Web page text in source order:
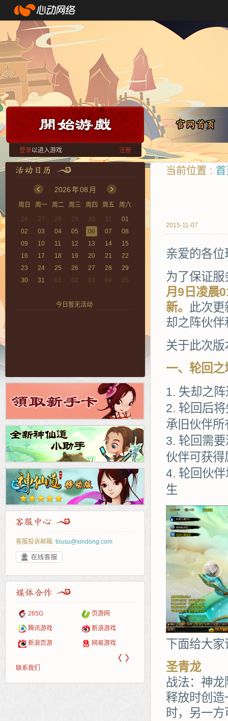
登录以进入游戏 注册
2026年08 月
周日 周一 周二 周三 周四 周五
周六
26
27 28 29 30 31
01
02
03 04 05 06 07
08
09
10 11 12 13 14
15
16
17 18 19 20 21
22
23
24 25 26 27 28
29
30
31 01 02 03 04 05
今日暂无活动
客服投诉邮箱: tousu@xindong.com
265G 页游网
腾讯游戏 新浪游戏
新浪页游 网易游戏
多玩
pcgame 中华网
Cwan
游一游
游侠网页游戏 40407
5617网游网 一游网
开服网
斗蟹网页游戏 游戏
4q5q游戏
〈 〉
联系我们
当前位置 :
2015-11-07
亲爱的各位
为了保证
月9 日凌晨
新。
此次
却之阵伙
关于此次
一、轮回之
失却之
轮回后
承旧伙伴
轮回需
伙伴可获得
轮回伙
生
下面给大
圣青龙
战法：神
释放时创
时，另一